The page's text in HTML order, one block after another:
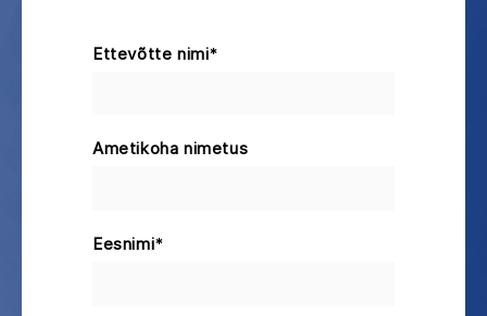
Ettevõtte nimi*
Ametikoha nimetus
Eesnimi*